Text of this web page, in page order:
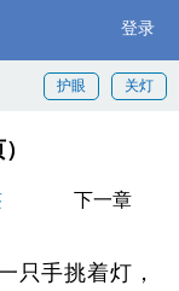
登录
关灯
护眼
下一章
只手挑着灯，